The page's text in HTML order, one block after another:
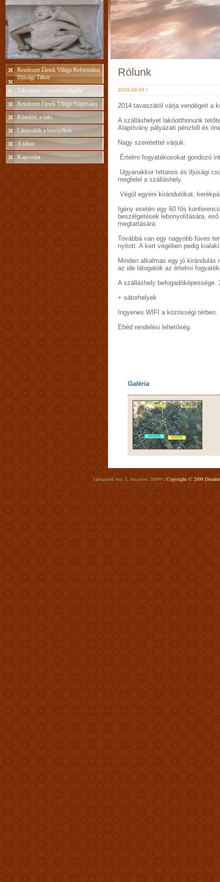
Rendezett Életek Világa Református
Ifjúsági Tábor
Táborhely+Szeretetszolgálat
Rendezett Életek Világa Alapítvány
Kömlőd, a falu.
Látnivalók a környéken
A tábor
Kapcsolat
Rólunk
2026-08-09 /
2014 tavaszától várja vendégeit a
A szálláshelyet lakóotthonunk
Alapítvány pályázati pénzből és
Nagy szeretettel várjuk:
Értelmi fogyatékosokat gondozó
Ugyanakkor hittanos és ifjúsági
megfelel a szálláshely.
Végül egyéni kirándulókat,
Igény esetén egy 60 fős
beszélgetések lebonyolítására,
megtartására.
Továbbá van egy nagyobb füves
nyitott. A kert végében pedig
Minden alkalmas egy jó
az ide látogatók az értelmi
A szálláshely befogadóképessége
+ sátorhelyek
Ingyenes WIFI a közösségi térben.
Ebéd rendelési lehetőség.
Galéria
Látogatók ma: 3, összesen: 20099 | Copyright © 2009